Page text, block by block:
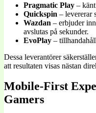
Pragmatic Play –
Quickspin – levererar
Wazdan – erbjuder
avslutas på sekunder.
EvoPlay –
Dessa leverantörer
att resultaten visas nästan
Mobile‑First
Gamers